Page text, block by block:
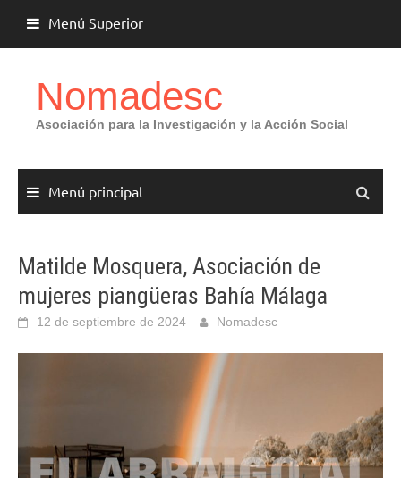
contenido
Menú Superior
Nomadesc
Asociación para la Investigación y la Acción Social
Menú principal
Matilde Mosquera, Asociación de
mujeres piangüeras Bahía Málaga
12 de septiembre de 2024 Nomadesc